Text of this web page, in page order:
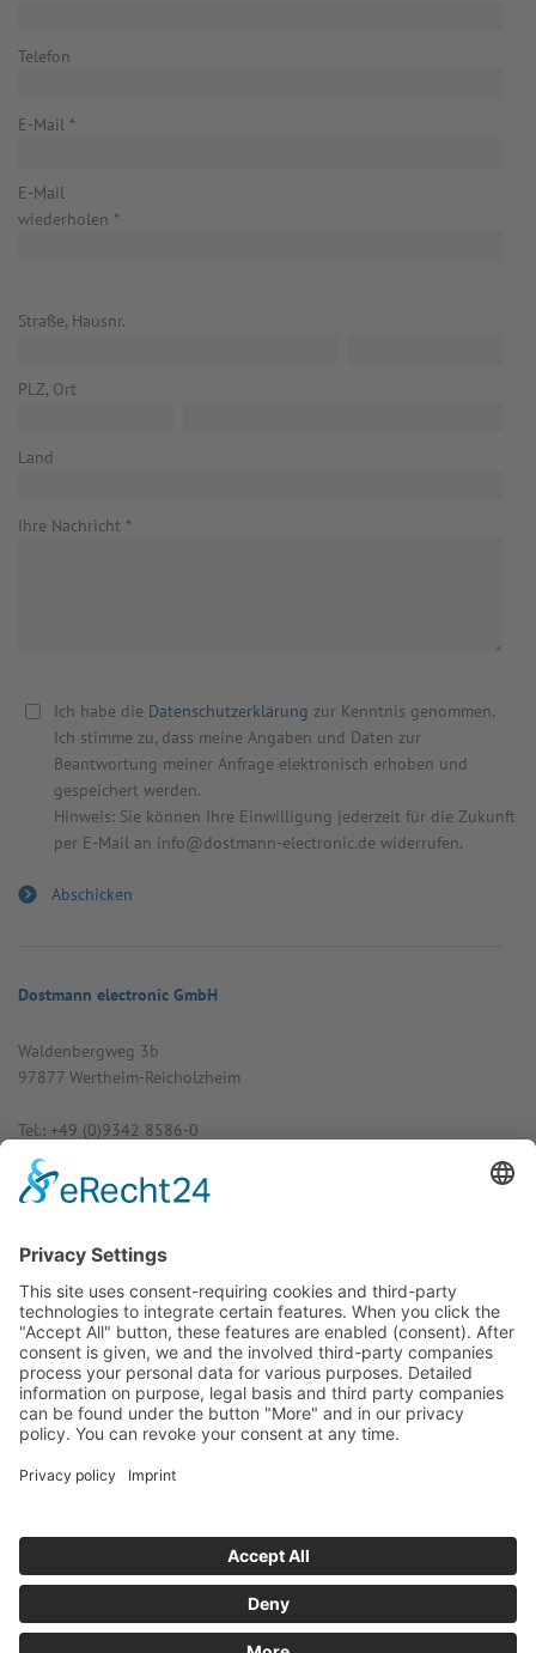
Telefon
E-Mail *
E-Mail
wiederholen *
Straße, Hausnr.
PLZ, Ort
Land
Ihre Nachricht *
Ich habe die Datenschutzerklärung zur Kenntnis genommen.
Ich stimme zu, dass meine Angaben und Daten zur
Beantwortung meiner Anfrage elektronisch erhoben und
gespeichert werden.
Hinweis: Sie können Ihre Einwilligung jederzeit für die Zukunft
per E-Mail an info@dostmann-electronic.de widerrufen.
Dostmann electronic GmbH
Wal­den­berg­weg 3b
97877 Wert­heim-Reicholz­heim
Tel.: +49 (0)9342 8586-0
E-Mail: info@dost­mann-elec­tro­nic.de
www.dostmann-electronic.de
Haben Sie Fra­gen an uns?
Dann neh­men Sie doch ein­fach Kon­
takt mit uns auf – Wir bera­ten Sie
gerne ganz indi­vi­du­ell!